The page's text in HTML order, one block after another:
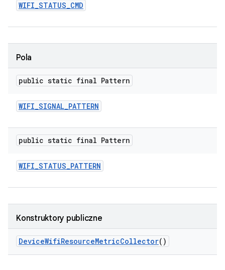
WIFI_STATUS_CMD
Pola
public static final Pattern
WIFI_SIGNAL_PATTERN
public static final Pattern
WIFI_STATUS_PATTERN
Konstruktory publiczne
DeviceWifiResourceMetricCollector()